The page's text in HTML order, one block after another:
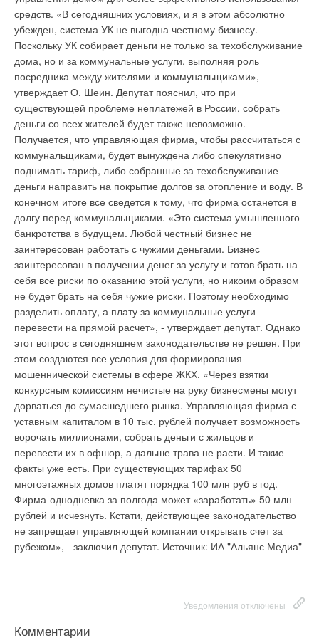
средств. «В сегодняшних условиях, и я в этом абсолютно
убежден, система УК не выгодна честному бизнесу.
Поскольку УК собирает деньги не только за техобслуживание
дома, но и за коммунальные услуги, выполняя роль
посредника между жителями и коммунальщиками», -
утверждает О. Шеин. Депутат пояснил, что при
существующей проблеме неплатежей в России, собрать
деньги со всех жителей будет также невозможно.
Получается, что управляющая фирма, чтобы рассчитаться с
коммунальщиками, будет вынуждена либо спекулятивно
поднимать тариф, либо собранные за техобслуживание
деньги направить на покрытие долгов за отопление и воду. В
конечном итоге все сведется к тому, что фирма останется в
долгу перед коммунальщиками. «Это система умышленного
банкротства в будущем. Любой честный бизнес не
заинтересован работать с чужими деньгами. Бизнес
заинтересован в получении денег за услугу и готов брать на
себя все риски по оказанию этой услуги, но никоим образом
не будет брать на себя чужие риски. Поэтому необходимо
разделить оплату, а плату за коммунальные услуги
перевести на прямой расчет», - утверждает депутат. Однако
этот вопрос в сегодняшнем законодательстве не решен. При
этом создаются все условия для формирования
мошеннической системы в сфере ЖКХ. «Через взятки
конкурсным комиссиям нечистые на руку бизнесмены могут
дорваться до сумасшедшего рынка. Управляющая фирма с
уставным капиталом в 10 тыс. рублей получает возможность
ворочать миллионами, собрать деньги с жильцов и
перевести их в офшор, а дальше трава не расти. И такие
факты уже есть. При существующих тарифах 50
многоэтажных домов платят порядка 100 млн руб в год.
Фирма-однодневка за полгода может «заработать» 50 млн
рублей и исчезнуть. Кстати, действующее законодательство
не запрещает управляющей компании открывать счет за
рубежом», - заключил депутат. Источник: ИА "Альянс Медиа"
Уведомления отключены
Комментарии
постоянный обогрев. Например, если требуется, чтобы
обогреватель работал весь день, то масляный - идеальный
вариант. Но при условии, что для правильной циркуляции
масла в радиаторе он всегда будет стоять вертикально.
Сегодня много говорят и пишут об электрических
конвекторах. В чем их отличие?Современный
электроконвектор - это декоративный металлический корпус
с отверстиями снизу и сверху (для забора и выхода воздуха),
в нижней части которого расположен трубчатый
нагревательный элемент (ТЭН) с радиатором. Конвекторы
нагревают воздух не только путем теплопередачи, но и за
счет естественной (свободной) конвекции. Многие
современные модели рассчитаны на подключение к
внешнему управляющему устройству, способному
контролировать работу группы приборов в наиболее
рациональном режиме обогрева. Благодаря малой
инерционности нагревателя конвекторы примерно на 10%
экономичнее других приборов. Конвекторы имеют гладкий
плоский корпус (отсюда второе название - нагревательная
панель), они могут стационарно устанавливаться на стену,
управление может осуществляться с помощью пульта
дистанционного управления.В чем секрет популярности
тепло-вентиляторов?Популярность спиральных
обогревателей и тепловентиляторов не случайна. Во-
первых, велика сила привычки, во-вторых, это одни из самых
дешевых электрообогревателей (стоимость некоторых
составляет всего $15). К тому же такие приборы очень
компактные и легкие и достаточно быстро прогревают
помещение.Правда ли, что тепловентиляторы и
спиральные обогреватели «сжигают» кислород?
открытая спираль тепловентилятора нагревается до 600°С и
выше, происходит окисление металла и нейтрализация
кислорода. Таким образом, его количество в воздухе
снижается, и долго пользоваться прибором не
рекомендуется. Но больше всего «выжигается» кислород при
является то, что они сильно сушат воздух.Что такое
Комментарии
В этой теме еще нет комментариев
Добавить комментарий
Ваше имя *
Ваш E-mail *
Текст комментария